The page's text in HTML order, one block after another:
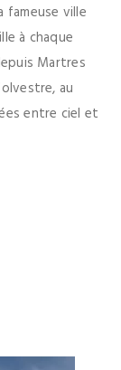
fameuse ville
à chaque
Martres
au
entre ciel et